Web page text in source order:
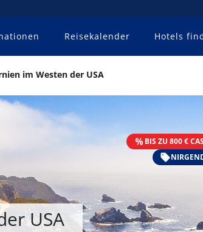
Reisekalender Hotels
im Westen der USA
BIS ZU 800 €
USA